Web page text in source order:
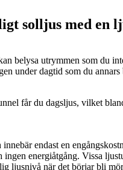
solljus med en
belysa utrymmen som du
under dagtid som du
får du dagsljus, vilket
innebär endast en
ingen energiåtgång. Vissa
ljusnivå när det börjar bli